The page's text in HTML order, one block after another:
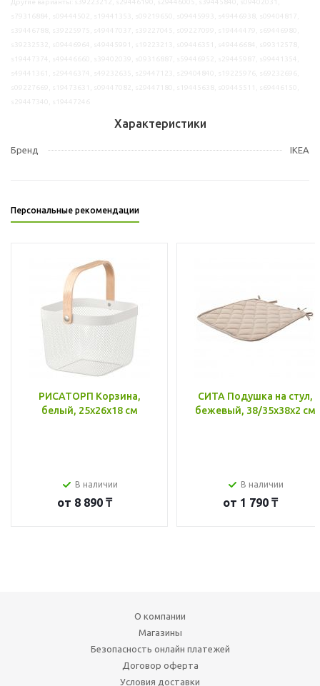
Характеристики
Бренд IKEA
Персональные рекомендации
РИСАТОРП Корзина,
белый, 25x26x18 см
В наличии
от 8 890 ₸
СИТА Подушка на стул,
бежевый, 38/35x38x2 см
В наличии
от 1 790 ₸
О компании
Магазины
Безопасность онлайн платежей
Договор оферта
Условия доставки